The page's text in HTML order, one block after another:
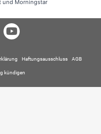
und Morningstar
Haftungsausschluss AGB
kündigen